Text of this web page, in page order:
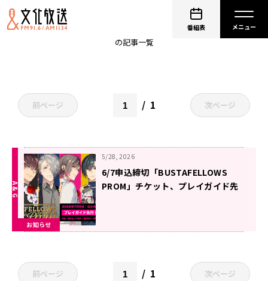
番組表
の記事一覧
前ページ 1 次ページ
お知らせ
5/28, 2026
6/7申込締切「BUSTAFELLOWS
PROM」チケット、プレイガイド先
前ページ 1 次ページ